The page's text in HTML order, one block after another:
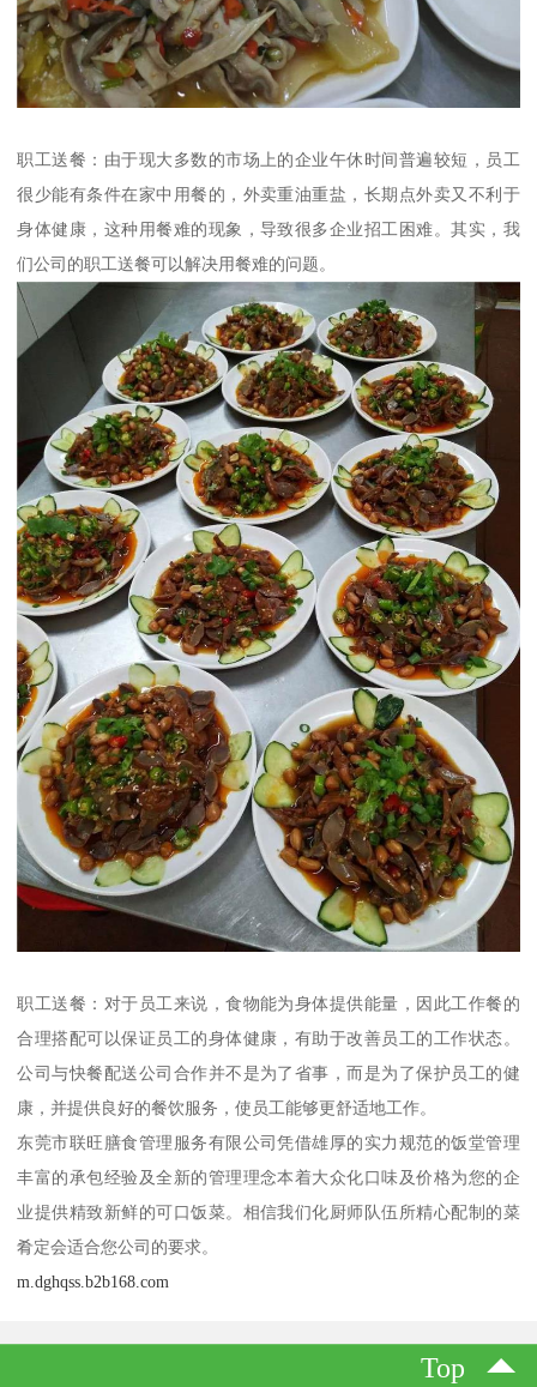
职工送餐：由于现大多数的市场上的企业午休时间普遍较短，员工
很少能有条件在家中用餐的，外卖重油重盐，长期点外卖又不利于
身体健康，这种用餐难的现象，导致很多企业招工困难。其实，我
们公司的职工送餐可以解决用餐难的问题。
职工送餐：对于员工来说，食物能为身体提供能量，因此工作餐的
合理搭配可以保证员工的身体健康，有助于改善员工的工作状态。
公司与快餐配送公司合作并不是为了省事，而是为了保护员工的健
康，并提供良好的餐饮服务，使员工能够更舒适地工作。
东莞市联旺膳食管理服务有限公司凭借雄厚的实力规范的饭堂管理
丰富的承包经验及全新的管理理念本着大众化口味及价格为您的企
业提供精致新鲜的可口饭菜。相信我们化厨师队伍所精心配制的菜
肴定会适合您公司的要求。
m.dghqss.b2b168.com
Top